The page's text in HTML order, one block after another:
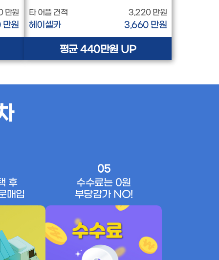
만원
원
타 어플 견적 3,220 만원
헤이셀카 3,660 만원
평균 440만원 UP
후
매입
05
수수료는 0원
부당감가 NO!